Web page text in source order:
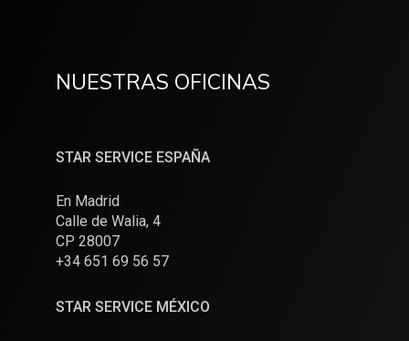
NUESTRAS OFICINAS
STAR SERVICE ESPAÑA
En Madrid
Calle de Walia, 4
CP 28007
+34 651 69 56 57
STAR SERVICE MÉXICO